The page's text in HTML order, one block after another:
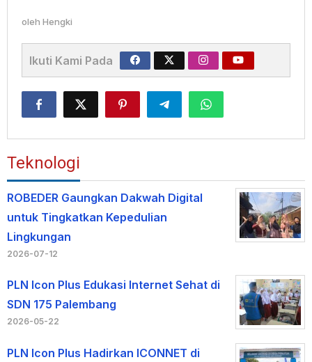
oleh Hengki
Ikuti Kami Pada
Teknologi
ROBEDER Gaungkan Dakwah Digital
untuk Tingkatkan Kepedulian
Lingkungan
2026-07-12
PLN Icon Plus Edukasi Internet Sehat di
SDN 175 Palembang
2026-05-22
PLN Icon Plus Hadirkan ICONNET di